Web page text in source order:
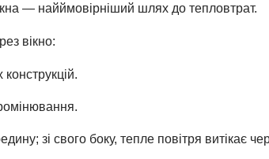
— найймовірніший шлях до тепловтрат.
вікно:
зі свого боку, тепле повітря витікає